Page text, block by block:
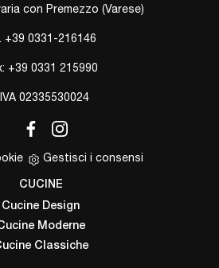
con Premezzo (Varese)
+39 0331-216146
+39 0331 215990
02335530024
Gestisci i consensi
CUCINE
Cucine Design
Moderne
Classiche